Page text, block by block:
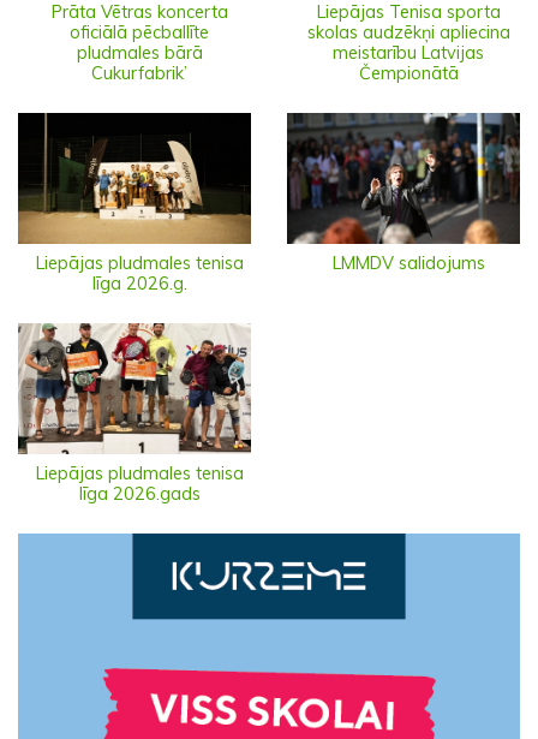
Prāta Vētras koncerta
oficiālā pēcballīte
pludmales bārā
Cukurfabrik’
Liepājas Tenisa sporta
skolas audzēkņi apliecina
meistarību Latvijas
Čempionātā
Liepājas pludmales tenisa
līga 2026.g.
LMMDV salidojums
Liepājas pludmales tenisa
līga 2026.gads